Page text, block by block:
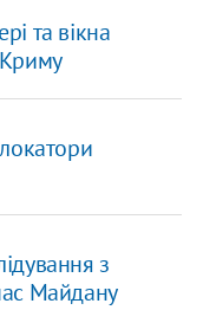
та вікна
з
Майдану